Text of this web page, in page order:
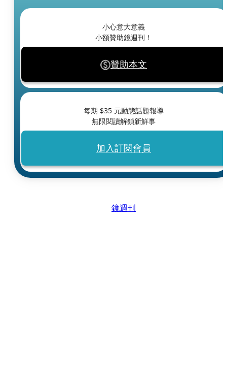
小心意大意義
小額贊助鏡週刊！
贊助本文
每期 $35 元動態話題報導
無限閱讀解鎖新鮮事
加入訂閱會員
鏡週刊